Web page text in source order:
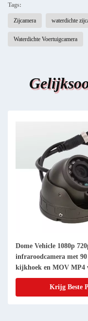
Tags:
Zijcamera waterdichte
Waterdichte Voertuigcamera
Dome Vehicle 1080p
infraroodcamera met
kijkhoek en MOV MP4
Krijg Beste